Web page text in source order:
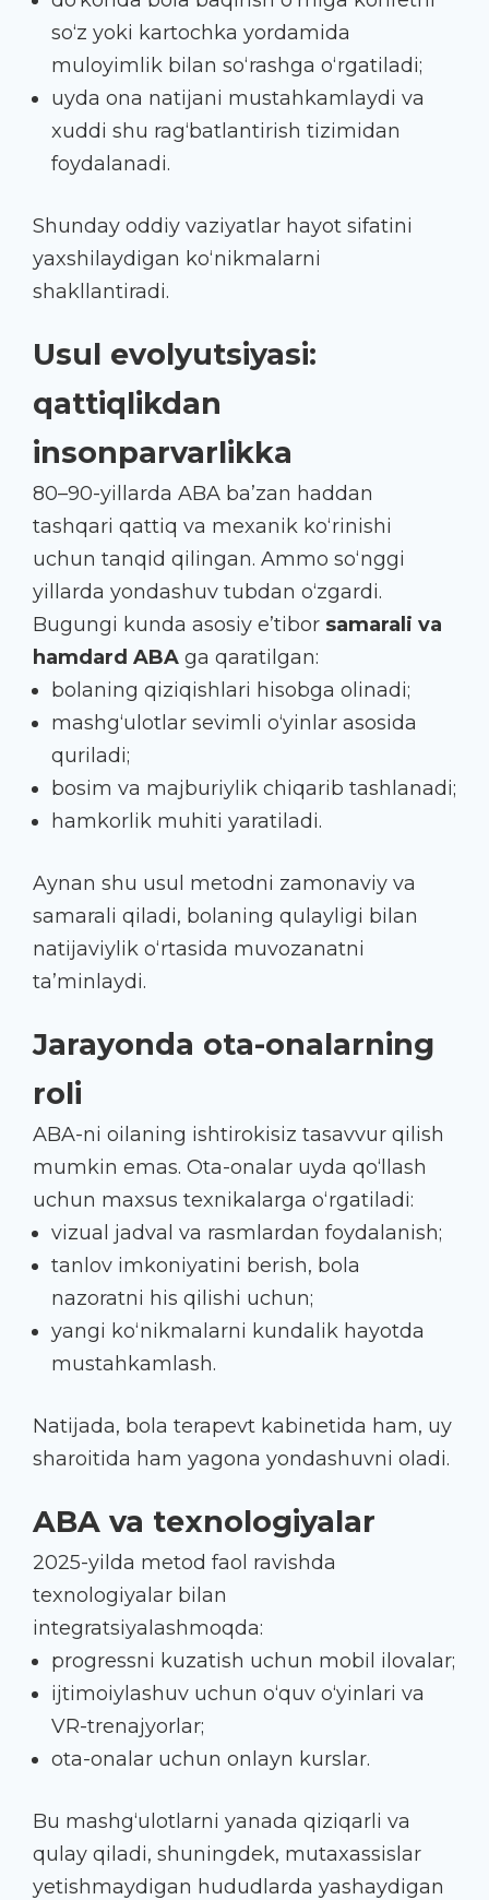
so‘z yoki kartochka yordamida
muloyimlik bilan so‘rashga o‘rgatiladi;
uyda ona natijani mustahkamlaydi va
xuddi shu rag‘batlantirish tizimidan
foydalanadi.
Shunday oddiy vaziyatlar hayot sifatini
yaxshilaydigan ko‘nikmalarni
shakllantiradi.
Usul evolyutsiyasi:
qattiqlikdan
insonparvarlikka
80–90-yillarda ABA ba’zan haddan
tashqari qattiq va mexanik ko‘rinishi
uchun tanqid qilingan. Ammo so‘nggi
yillarda yondashuv tubdan o‘zgardi.
Bugungi kunda asosiy e’tibor samarali va
hamdard ABA ga qaratilgan:
bolaning qiziqishlari hisobga olinadi;
mashg‘ulotlar sevimli o‘yinlar asosida
quriladi;
bosim va majburiylik chiqarib tashlanadi;
hamkorlik muhiti yaratiladi.
Aynan shu usul metodni zamonaviy va
samarali qiladi, bolaning qulayligi bilan
natijaviylik o‘rtasida muvozanatni
ta’minlaydi.
Jarayonda ota-onalarning
roli
ABA-ni oilaning ishtirokisiz tasavvur qilish
mumkin emas. Ota-onalar uyda qo‘llash
uchun maxsus texnikalarga o‘rgatiladi:
vizual jadval va rasmlardan foydalanish;
tanlov imkoniyatini berish, bola
nazoratni his qilishi uchun;
yangi ko‘nikmalarni kundalik hayotda
mustahkamlash.
Natijada, bola terapevt kabinetida ham, uy
sharoitida ham yagona yondashuvni oladi.
ABA va texnologiyalar
2025-yilda metod faol ravishda
texnologiyalar bilan
integratsiyalashmoqda:
progressni kuzatish uchun mobil ilovalar;
ijtimoiylashuv uchun o‘quv o‘yinlari va
VR-trenajyorlar;
ota-onalar uchun onlayn kurslar.
Bu mashg‘ulotlarni yanada qiziqarli va
qulay qiladi, shuningdek, mutaxassislar
yetishmaydigan hududlarda yashaydigan